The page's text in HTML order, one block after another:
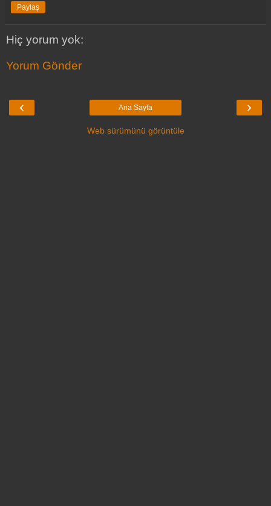
Paylaş
Hiç yorum yok:
Yorum Gönder
‹ ›
Ana Sayfa
Web sürümünü görüntüle